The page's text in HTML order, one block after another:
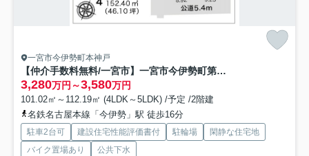
一宮市今伊勢町本神戸
【仲介手数料無料/一宮市】一宮市今伊勢町第六 リーブルガーデン
3,280万円～3,580万円
101.02㎡～112.19㎡ (4LDK～5LDK) /予定 /2階建
名鉄名古屋本線「今伊勢」駅 徒歩16分
駐車2台可 建設住宅性能評価書付 駐輪場
閑静な住宅地
バイク置場あり
公共下水